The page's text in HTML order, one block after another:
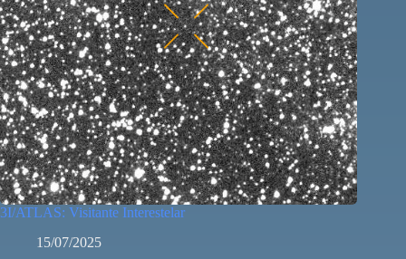
3I/ATLAS: Visitante Interestelar
15/07/2025